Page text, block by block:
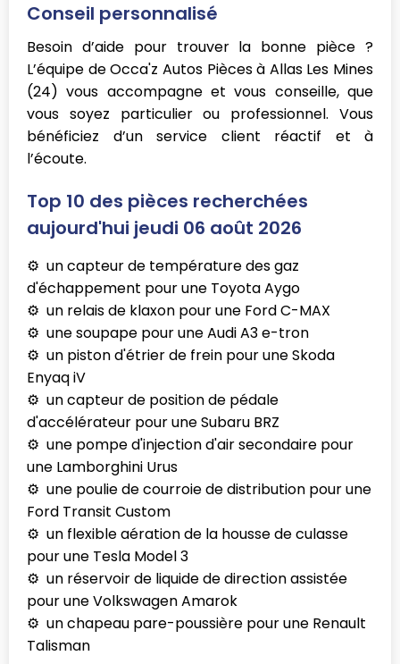
Conseil personnalisé
Besoin d’aide pour trouver la bonne pièce ?
L’équipe de Occa'z Autos Pièces à Allas Les Mines
(24) vous accompagne et vous conseille, que
vous soyez particulier ou professionnel. Vous
bénéficiez d’un service client réactif et à
l’écoute.
Top 10 des pièces recherchées
aujourd'hui jeudi 06 août 2026
un capteur de température des gaz
d'échappement pour une Toyota Aygo
un relais de klaxon pour une Ford C-MAX
une soupape pour une Audi A3 e-tron
un piston d'étrier de frein pour une Skoda
Enyaq iV
un capteur de position de pédale
d'accélérateur pour une Subaru BRZ
une pompe d'injection d'air secondaire pour
une Lamborghini Urus
une poulie de courroie de distribution pour une
Ford Transit Custom
un flexible aération de la housse de culasse
pour une Tesla Model 3
un réservoir de liquide de direction assistée
pour une Volkswagen Amarok
un chapeau pare-poussière pour une Renault
Talisman